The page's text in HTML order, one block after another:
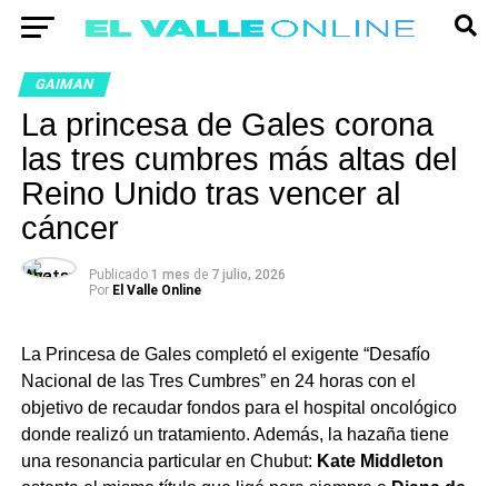
GAIMAN
La princesa de Gales corona
las tres cumbres más altas del
Reino Unido tras vencer al
cáncer
Publicado 1 mes de 7 julio, 2026
Por El Valle Online
La Princesa de Gales completó el exigente “Desafío
Nacional de las Tres Cumbres” en 24 horas con el
objetivo de recaudar fondos para el hospital oncológico
donde realizó un tratamiento. Además, la hazaña tiene
una resonancia particular en Chubut: Kate Middleton